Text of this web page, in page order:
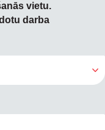
vietu.
darba